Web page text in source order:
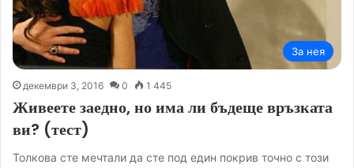
За нея
декември 3, 2016 0 1 445
Живеете заедно, но има ли бъдеще връзката
ви? (тест)
Толкова сте мечтали да сте под един покрив точно с този